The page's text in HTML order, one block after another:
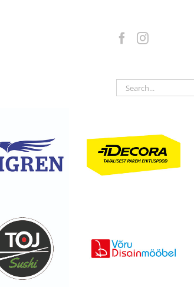
Search
for: